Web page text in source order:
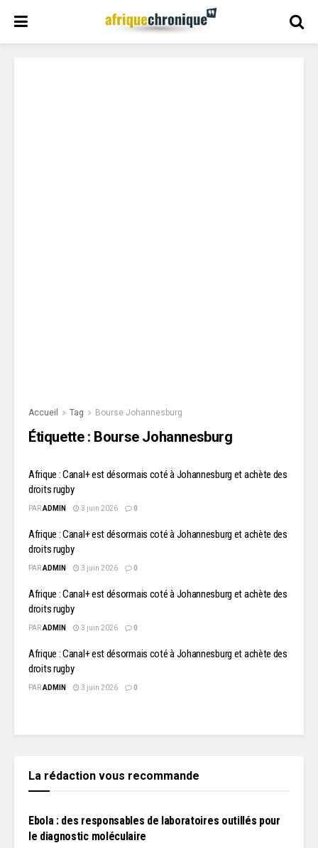
Accueil Tag Bourse Johannesburg
Étiquette : Bourse Johannesburg
Afrique : Canal+ est désormais coté à Johannesburg et achète des
droits rugby
PARADMIN 3 juin 2026 0
Afrique : Canal+ est désormais coté à Johannesburg et achète des
droits rugby
PARADMIN 3 juin 2026 0
Afrique : Canal+ est désormais coté à Johannesburg et achète des
droits rugby
PARADMIN 3 juin 2026 0
Afrique : Canal+ est désormais coté à Johannesburg et achète des
droits rugby
PARADMIN 3 juin 2026 0
La rédaction vous recommande
L'EDITO
Ebola : des responsables de laboratoires outillés pour
le diagnostic moléculaire